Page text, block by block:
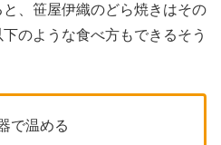
、笹屋伊織のどら焼きはその
のような食べ方もできるそう
で温める